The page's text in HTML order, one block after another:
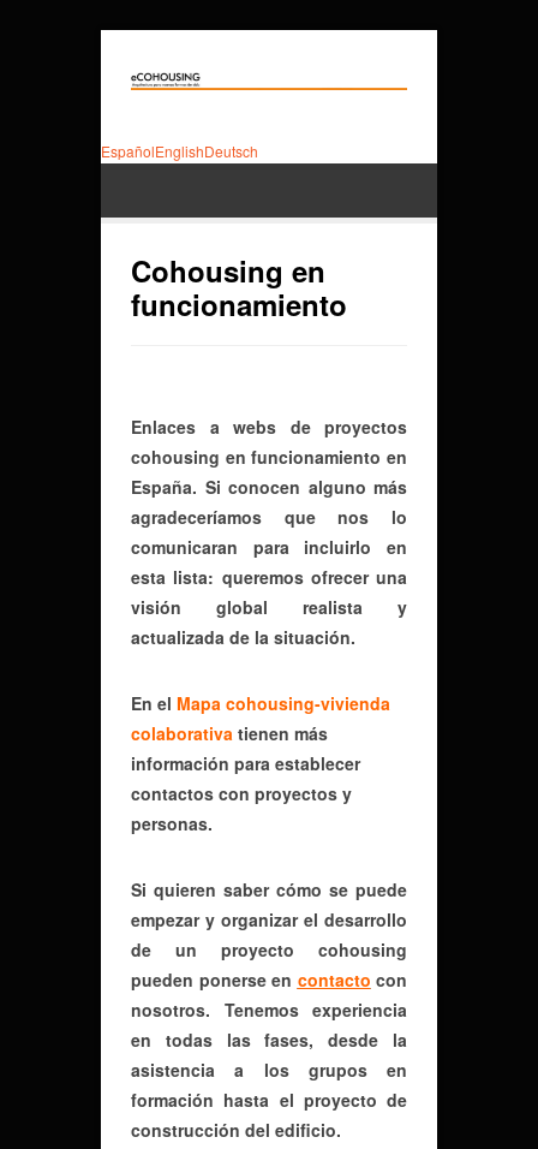
EspañolEnglishDeutsch
Cohousing en
funcionamiento
Enlaces a webs de proyectos
cohousing en funcionamiento en
España. Si conocen alguno más
agradeceríamos que nos lo
comunicaran para incluirlo en
esta lista: queremos ofrecer una
visión global realista y
actualizada de la situación.
En el Mapa cohousing-vivienda
colaborativa tienen más
información para establecer
contactos con proyectos y
personas.
Si quieren saber cómo se puede
empezar y organizar el desarrollo
de un proyecto cohousing
pueden ponerse en contacto con
nosotros. Tenemos experiencia
en todas las fases, desde la
asistencia a los grupos en
formación hasta el proyecto de
construcción del edificio.